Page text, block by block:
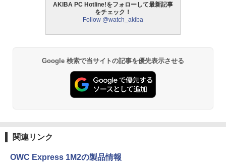
AKIBA PC Hotline!をフォローして最新記事
をチェック！
Follow @watch_akiba
Google 検索で当サイトの記事を優先表示させる
関連リンク
OWC Express 1M2の製品情報